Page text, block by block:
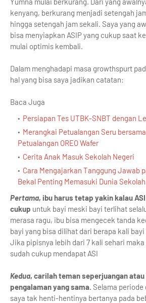
kenyang, berkurang menjadi setengah
hingga setengah jam sekali. Saya yang
bisa menyiapkan ASIP yang cukup saat
mulai optimis kembali.
Dalam menghadapi masa growthspurt
hal yang bisa saya jadikan catatan:
Baca Juga
Persiapan Tes UTBK-SNBT dengan
Merangkai Petualangan Seru
Petualangan OREO Wafer
Cerita Anak Masuk Sekolah Negeri
Cara Mengajarkan Tanggung Jawab
Bekal Penting Memasuki Dunia Sekolah
Pertama, ibu harus tetap yakin kalau
cukup untuk bayi meski bayi terlihat
merasa ragu, ibu bisa mengecek tanda
bayi yang bisa dilihat dari berapa kali
Jika pipisnya lebih dari 7 kali sehari maka
sudah cukup mendapat ASI
Kedua, carilah teman seperjuangan
pengalaman yang sama. Selama
saya tak henti-hentinya bertanya pada